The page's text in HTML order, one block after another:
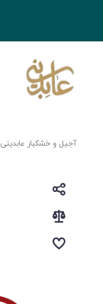
آجیل و خشکبار عابدینی